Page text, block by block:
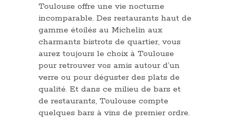
Toulouse offre une vie nocturne
incomparable. Des restaurants haut de
gamme étoilés au Michelin aux
charmants bistrots de quartier, vous
aurez toujours le choix à Toulouse
pour retrouver vos amis autour d’un
verre ou pour déguster des plats de
qualité. Et dans ce milieu de bars et
de restaurants, Toulouse compte
quelques bars à vins de premier ordre.